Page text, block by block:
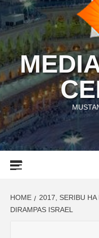
HOME
2017, SERIBU HA
DIRAMPAS ISRAEL